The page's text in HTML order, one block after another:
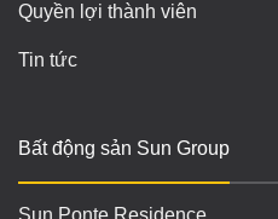
Quyền lợi thành viên
Tin tức
Bất động sản Sun Group
Sun Ponte Residence